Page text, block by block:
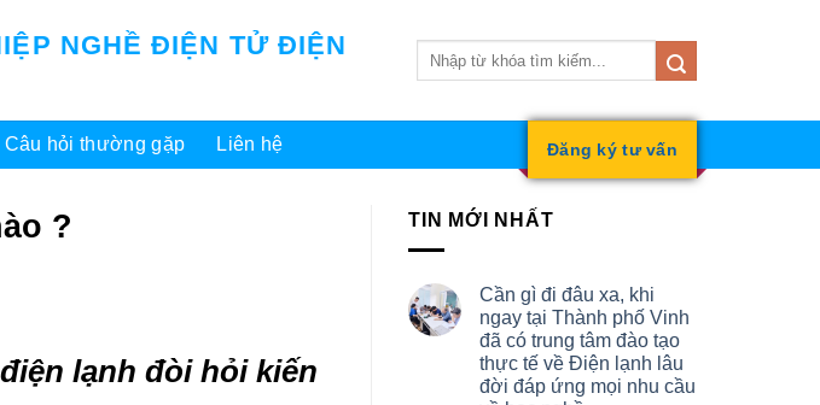
NGHỀ ĐIỆN TỬ ĐIỆN
Câu hỏi thường gặp Liên hệ Đăng ký tư vấn
?
lạnh đòi hỏi kiến
TIN MỚI NHẤT
Cần gì đi đâu xa, khi
ngay tại Thành phố Vinh
đã có trung tâm đào tạo
thực tế về Điện lạnh lâu
đời đáp ứng mọi nhu cầu